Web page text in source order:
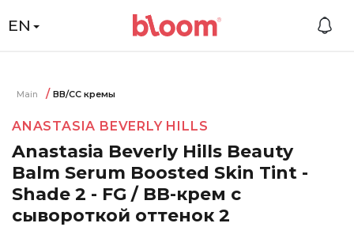
EN
Main BB/CC кремы
ANASTASIA BEVERLY HILLS
Anastasia Beverly Hills Beauty
Balm Serum Boosted Skin Tint -
Shade 2 - FG / BB-крем с
сывороткой оттенок 2